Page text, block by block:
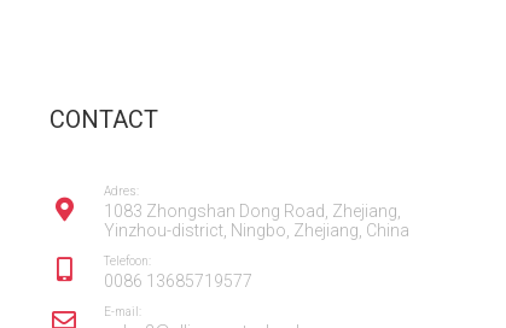
CONTACT
Adres:
1083 Zhongshan Dong Road, Zhejiang,
Yinzhou-district, Ningbo, Zhejiang, China
Telefoon:
0086 13685719577
E-mail: